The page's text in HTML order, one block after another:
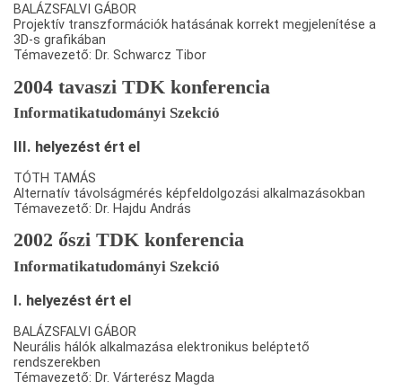
BALÁZSFALVI GÁBOR
Projektív transzformációk hatásának korrekt megjelenítése a
3D-s grafikában
Témavezető: Dr. Schwarcz Tibor
2004 tavaszi TDK konferencia
Informatikatudományi Szekció
III. helyezést ért el
TÓTH TAMÁS
Alternatív távolságmérés képfeldolgozási alkalmazásokban
Témavezető: Dr. Hajdu András
2002 őszi TDK konferencia
Informatikatudományi Szekció
I. helyezést ért el
BALÁZSFALVI GÁBOR
Neurális hálók alkalmazása elektronikus beléptető
rendszerekben
Témavezető: Dr. Várterész Magda